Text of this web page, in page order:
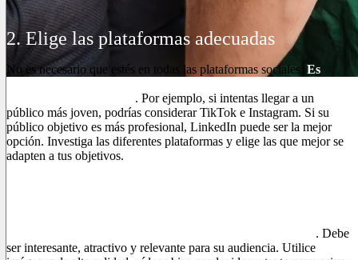
2. Elige las plataformas adecuadas
No es necesario que estés en todas las plataformas sociales. Es
. Por ejemplo, si intentas llegar a un
público más joven, podrías considerar TikTok e Instagram. Si su
público objetivo es más profesional, LinkedIn puede ser la mejor
opción. Investiga las diferentes plataformas y elige las que mejor se
adapten a tus objetivos.
. Debe
ser interesante, atractivo y relevante para su audiencia. Utilice